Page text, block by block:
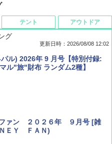
グ
更新日時：2026/08/08 12:02
ル) 2026年 9 月号【特別付録:
ル"旅"財布 ランダム2種】
ァン ２０２６年 ９月号 [雑
ＥＹ ＦＡＮ)
テント アウトドア